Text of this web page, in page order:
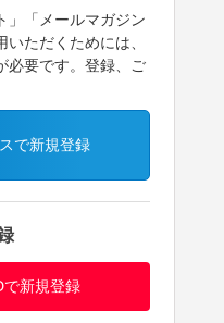
」「メールマガジン
ただくためには、
必要です。登録、ご
で新規登録
で新規登録